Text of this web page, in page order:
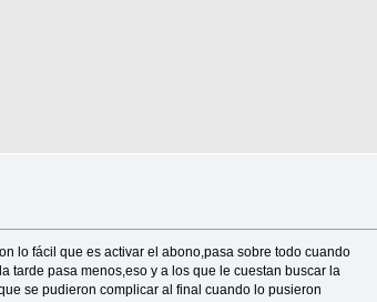
lo fácil que es activar el abono,pasa sobre todo cuando
tarde pasa menos,eso y a los que le cuestan buscar la
se pudieron complicar al final cuando lo pusieron